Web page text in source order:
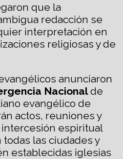
que la
redacción se
interpretación en
religiosas y de
anunciaron
Nacionalde
evangélico de
actos, reuniones y
espiritual
las ciudades y
establecidas iglesias